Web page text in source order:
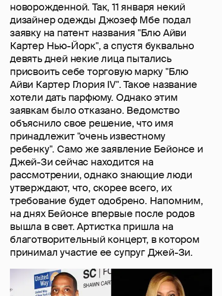
новорожденной. Так, 11 января некий
дизайнер одежды Джозеф Мбе подал
заявку на патент названия "Блю Айви
Картер Нью-Йорк", а спустя буквально
девять дней некие лица пытались
присвоить себе торговую марку "Блю
Айви Картер Глория IV". Такое название
хотели дать парфюму. Однако этим
заявкам было отказано. Ведомство
объяснило свое решение, что имя
принадлежит "очень известному
ребенку". Само же заявление Бейонсе и
Джей-Зи сейчас находится на
рассмотрении, однако знающие люди
утверждают, что, скорее всего, их
требование будет одобрено. Напомним,
на днях Бейонсе впервые после родов
вышла в свет. Артистка пришла на
благотворительный концерт, в котором
принимал участие ее супруг Джей-Зи.